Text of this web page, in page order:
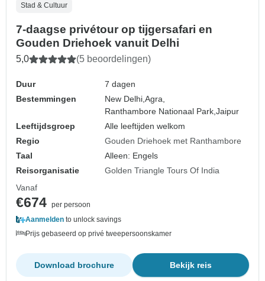
Stad & Cultuur
7-daagse privétour op tijgersafari en
Gouden Driehoek vanuit Delhi
5,0 (5 beoordelingen)
Duur
7 dagen
Bestemmingen
New Delhi,Agra,
Ranthambore Nationaal Park,Jaipur
Leeftijdsgroep
Alle leeftijden welkom
Regio
Gouden Driehoek met Ranthambore
Taal
Alleen: Engels
Reisorganisatie
Golden Triangle Tours Of India
Vanaf
€674 per persoon
Aanmelden to unlock savings
Prijs gebaseerd op privé tweepersoonskamer
Bekijk reis
Download brochure